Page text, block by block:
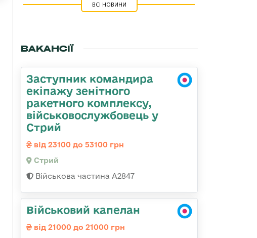
ВСІ НОВИНИ
ВАКАНСІЇ
Заступник командира
екіпажу зенітного
ракетного комплексу,
військовослужбовець у
Стрий
від 23100 до 53100 грн
Стрий
Військова частина А2847
Військовий капелан
від 21000 до 21000 грн